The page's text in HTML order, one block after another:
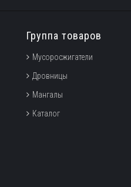
Группа товаров
Мусоросжигатели
Дровницы
Мангалы
Каталог